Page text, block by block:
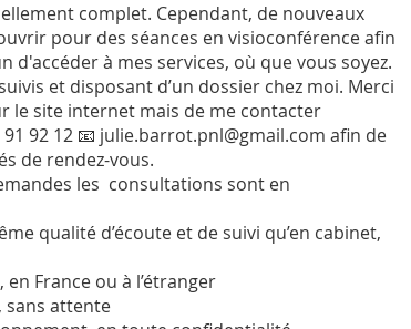
complet. Cependant, de nouveaux
pour des séances en visioconférence afin
d'accéder à mes services, où que vous soyez.
et disposant d’un dossier chez moi. Merci
le site internet mais de me contacter
92 12 📧 julie.barrot.pnl@gmail.com afin de
de rendez-vous.
les consultations sont en
qualité d’écoute et de suivi qu’en cabinet,
en France ou à l’étranger
sans attente